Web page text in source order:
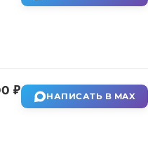
₽ НАПИСАТЬ В MAX